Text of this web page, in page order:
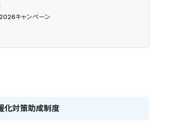
キャンペーン
化対策助成制度